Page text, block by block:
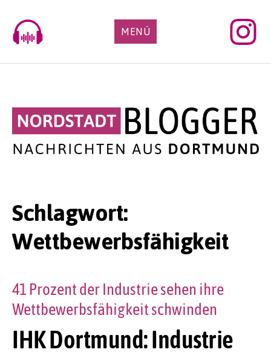
content
MENÜ
Schlagwort:
Wettbewerbsfähigkeit
IHK Dortmund: Industrie
41 Prozent der Industrie sehen ihre
Wettbewerbsfähigkeit schwinden